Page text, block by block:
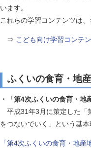
います。
これらの学習コンテンツは
⇒ こども向け学習コンテ
ふくいの食育・地
・「第4次ふくいの食育・
平成31年3月に策定した「
をつないでいく」という基
「第4次ふくいの食育・地